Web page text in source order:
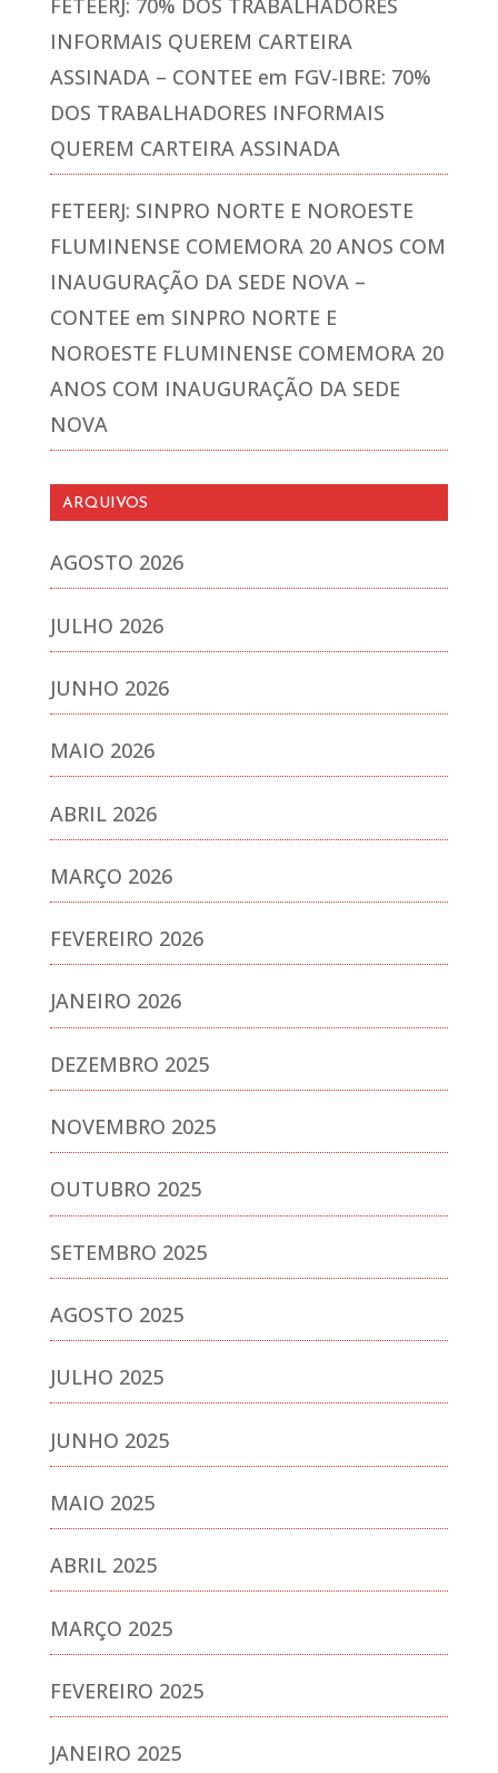
INFORMAIS QUEREM CARTEIRA
ASSINADA – CONTEE em FGV-IBRE: 70%
DOS TRABALHADORES INFORMAIS
QUEREM CARTEIRA ASSINADA
FETEERJ: SINPRO NORTE E NOROESTE
FLUMINENSE COMEMORA 20 ANOS COM
INAUGURAÇÃO DA SEDE NOVA –
CONTEE em SINPRO NORTE E
NOROESTE FLUMINENSE COMEMORA 20
ANOS COM INAUGURAÇÃO DA SEDE
NOVA
ARQUIVOS
AGOSTO 2026
JULHO 2026
JUNHO 2026
MAIO 2026
ABRIL 2026
MARÇO 2026
FEVEREIRO 2026
JANEIRO 2026
DEZEMBRO 2025
NOVEMBRO 2025
OUTUBRO 2025
SETEMBRO 2025
AGOSTO 2025
JULHO 2025
JUNHO 2025
MAIO 2025
ABRIL 2025
MARÇO 2025
FEVEREIRO 2025
JANEIRO 2025